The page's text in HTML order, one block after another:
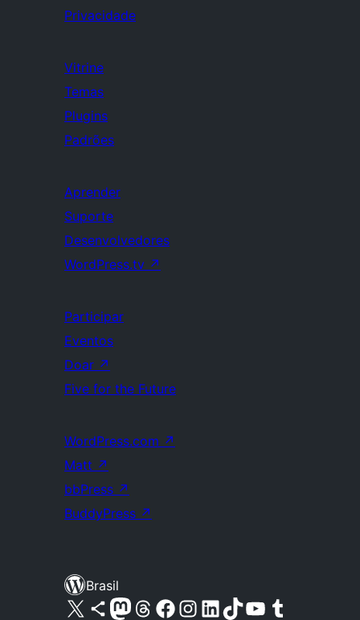
Privacidade
Vitrine
Temas
Plugins
Padrões
Aprender
Suporte
Desenvolvedores
WordPress.tv ↗
Participar
Eventos
Doar ↗
Five for the Future
WordPress.com ↗
Matt ↗
bbPress ↗
BuddyPress ↗
Brasil
Acessar nossa conta do X (antigo Twitter)
Acessar nossa conta do Bluesky
Acessar nossa conta do Mastodon
Acessar nossa conta do Threads
Acessar nossa página do Facebook
Acessar nossa conta do Instagram
Acessar nossa conta do LinkedIn
Acessar nossa conta do TikTok
Acessar nosso canal do YouTube
Acessar nossa conta no Tumblr